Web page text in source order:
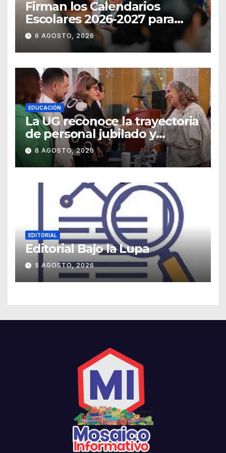
Firman los Calendarios
Escolares 2026-2027 para
Guanajuato
6 AGOSTO, 2026
EDUCACIÓN
La UG reconoce la trayectoria
de personal jubilado y
agradece su legado
6 AGOSTO, 2026
EDITORIAL
Editorial Bajo la Lupa
5 AGOSTO, 2026